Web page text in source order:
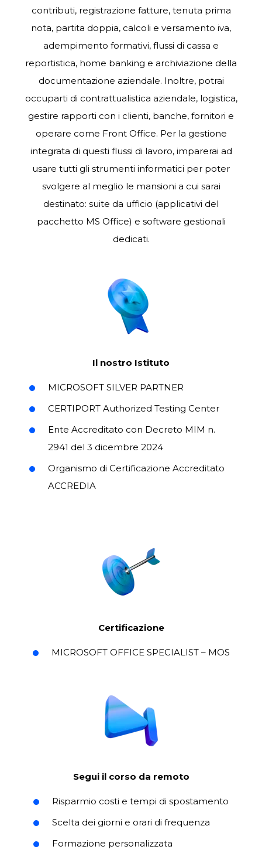
contributi, registrazione fatture, tenuta prima
nota, partita doppia, calcoli e versamento iva,
adempimento formativi, flussi di cassa e
reportistica, home banking e archiviazione della
documentazione aziendale. Inoltre, potrai
occuparti di contrattualistica aziendale, logistica,
gestire rapporti con i clienti, banche, fornitori e
operare come Front Office. Per la gestione
integrata di questi flussi di lavoro, imparerai ad
usare tutti gli strumenti informatici per poter
svolgere al meglio le mansioni a cui sarai
destinato: suite da ufficio (applicativi del
pacchetto MS Office) e software gestionali
dedicati.
Il nostro Istituto
MICROSOFT SILVER PARTNER
CERTIPORT Authorized Testing Center
Ente Accreditato con Decreto MIM n.
2941 del 3 dicembre 2024
Organismo di Certificazione Accreditato
ACCREDIA
Certificazione
MICROSOFT OFFICE SPECIALIST – MOS
Segui il corso da remoto
Risparmio costi e tempi di spostamento
Scelta dei giorni e orari di frequenza
Formazione personalizzata